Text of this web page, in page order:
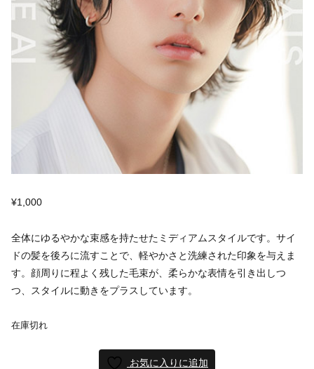
¥1,000
全体にゆるやかな束感を持たせたミディアムスタイルです。サイ
ドの髪を後ろに流すことで、軽やかさと洗練された印象を与えま
す。顔周りに程よく残した毛束が、柔らかな表情を引き出しつ
つ、スタイルに動きをプラスしています。
在庫切れ
お気に入りに追加